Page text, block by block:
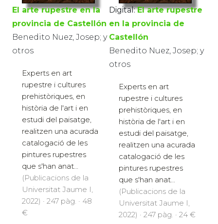
El arte rupestre en la
provincia de Castellón
Benedito Nuez, Josep; y
otros
Experts en art
rupestre i cultures
prehistòriques, en
història de l'art i en
estudi del paisatge,
realitzen una acurada
catalogació de les
pintures rupestres
que s'han anat...
(Publicacions de la
Universitat Jaume I,
2022) · 247 pàg. · 48
€
Digital: El arte rupestre
en la provincia de
Castellón
Benedito Nuez, Josep; y
otros
Experts en art
rupestre i cultures
prehistòriques, en
història de l'art i en
estudi del paisatge,
realitzen una acurada
catalogació de les
pintures rupestres
que s'han anat...
(Publicacions de la
Universitat Jaume I,
2022) · 247 pàg. · 24 €